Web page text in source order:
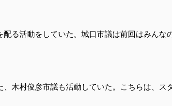
る活動をしていた。城口市議は前回はみん
木村俊彦市議も活動していた。こちらは、ス